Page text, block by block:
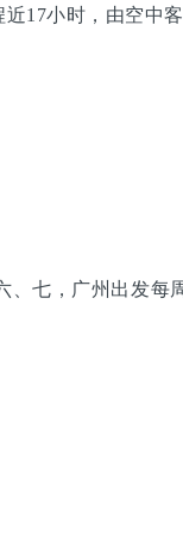
小时，由空中
七，广州出发每